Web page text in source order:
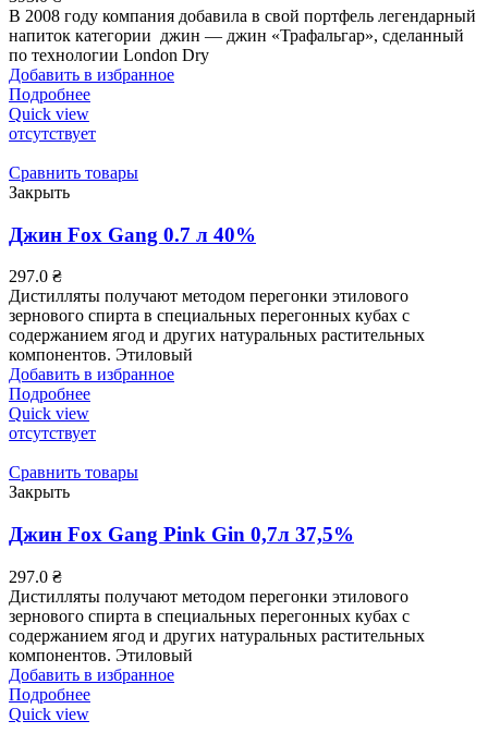
В 2008 году компания добавила в свой портфель легендарный
напиток категории джин — джин «Трафальгар», сделанный
по технологии London Dry
Добавить в избранное
Подробнее
Quick view
отсутствует
Сравнить товары
Закрыть
Джин Fox Gang 0.7 л 40%
297.0 ₴
Дистилляты получают методом перегонки этилового
зернового спирта в специальных перегонных кубах с
содержанием ягод и других натуральных растительных
компонентов. Этиловый
Добавить в избранное
Подробнее
Quick view
отсутствует
Сравнить товары
Закрыть
Джин Fox Gang Pink Gin 0,7л 37,5%
297.0 ₴
Дистилляты получают методом перегонки этилового
зернового спирта в специальных перегонных кубах с
содержанием ягод и других натуральных растительных
компонентов. Этиловый
Добавить в избранное
Подробнее
Quick view